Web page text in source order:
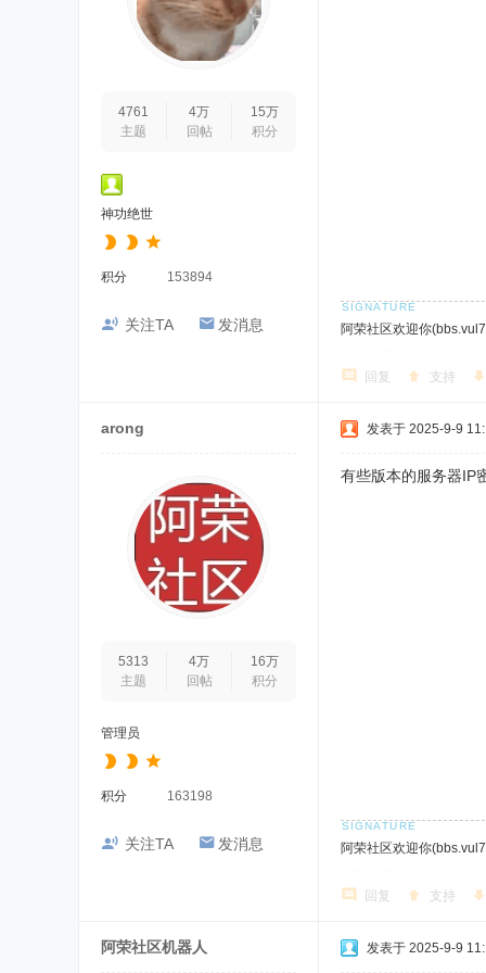
4761
主题
4万
回帖
15万
积分
神功绝世
积分 153894
关注TA 发消息 阿荣社区欢迎你
回复 支持
arong
5313
主题
4万
回帖
16万
积分
管理员
积分 163198
关注TA 发消息
发表于 2025-9-9
有些版本的服务器IP
阿荣社区欢迎你
回复 支持
阿荣社区机器人 发表于 2025-9-9